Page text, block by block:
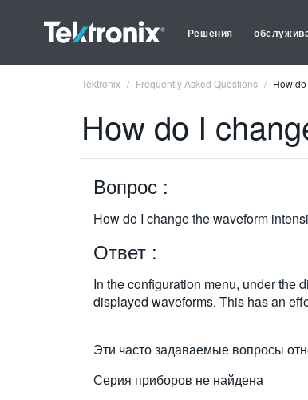
Решения
Tektronix Frequently Asked Questions How
How do I
Вопрос :
How do I change the waveform
Ответ :
In the configuration menu, under the
displayed waveforms. This has an
Эти часто задаваемые вопросы
Серия приборов не найдена